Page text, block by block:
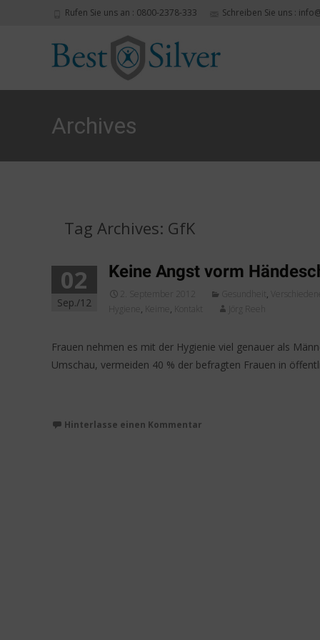
Rufen Sie uns an : 0800-2378-333 Schreiben Sie uns :
Archives
Tag Archives: GfK
02
Sep./12
Keine Angst vorm
2. September 2012 Gesundheit,
, Keime , Kontakt Jörg Reeh
Frauen nehmen es mit der Hygienie viel genauer als
Umschau, vermeiden 40 % der befragten Frauen in
Hinterlasse einen Kommentar